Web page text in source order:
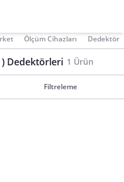
Ölçüm Cihazları Dedektör
) Dedektörleri 1 Ürün
Filtreleme